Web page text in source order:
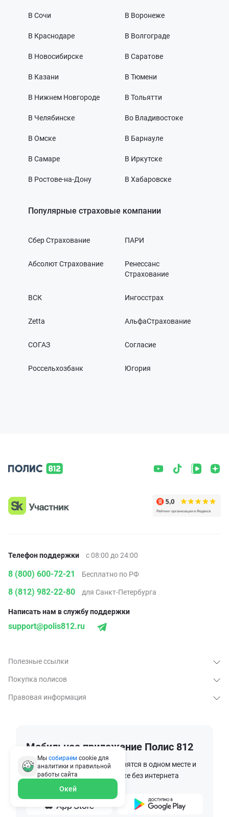
В Сочи
В Краснодаре
В Новосибирске
В Казани
В Нижнем Новгороде
В Челябинске
В Омске
В Самаре
В Ростове-на-Дону
В Воронеже
В Волгограде
В Саратове
В Тюмени
В Тольятти
Во Владивостоке
В Барнауле
В Иркутске
В Хабаровске
Популярные страховые компании
Сбер Страхование ПАРИ
Абсолют Страхование
Ренессанс
Страхование
ВСК Ингосстрах
Zetta АльфаСтрахование
СОГАЗ Согласие
Россельхозбанк Югория
Полезные ссылки
Покупка полисов
Правовая информация
Телефон поддержки с 08:00 до 24:00
8 (800) 600-72-21 Бесплатно по РФ
8 (812) 982-22-80 для Санкт-Петербурга
Написать нам в службу поддержки
support@polis812.ru
Мобильное приложение Полис 812
Ваши страховые полисы хранятся в одном месте и
доступны в любое время, даже без интернета
Мы собираем cookie для
аналитики и правильной
работы сайта
Окей